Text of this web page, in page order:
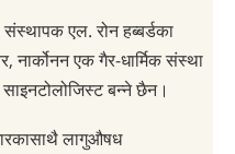
संस्थापक एल. रोन हब्बर्डका
एक गैर-धार्मिक संस्था
साइनटोलोजिस्ट बन्ने छैन।
लागुऔषध